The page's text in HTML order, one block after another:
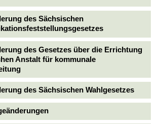
des Sächsischen
des Gesetzes über die Errichtung
Anstalt für kommunale
des Sächsischen Wahlgesetzes